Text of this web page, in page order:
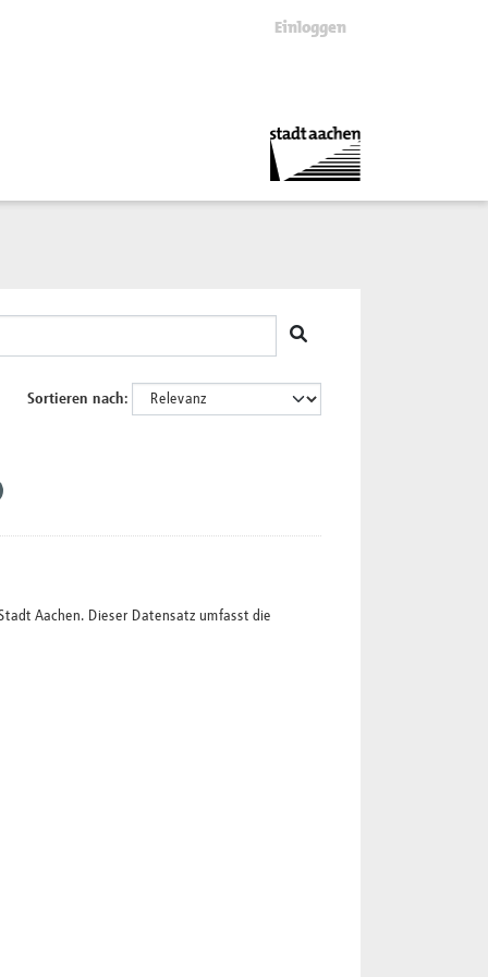
Einloggen
Sortieren nach
Aachen. Dieser Datensatz umfasst die